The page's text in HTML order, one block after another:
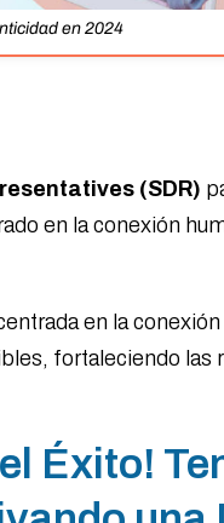
en 2024
(SDR)
en la conexión
en la conexión
fortaleciendo las
Éxito!